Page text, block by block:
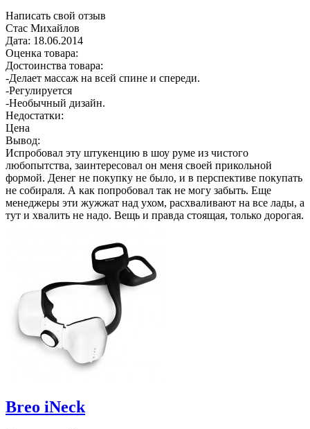
Написать свой отзыв
Стас Михайлов
Дата: 18.06.2014
Оценка товара:
Достоинства товара:
-Делает массаж на всей спине и спереди.
-Регулируется
-Необычный дизайн.
Недостатки:
Цена
Вывод:
Испробовал эту штукенцию в шоу руме из чистого
любопытства, заинтересовал он меня своей прикольной
формой. Денег не покупку не было, и в перспективе покупать
не собираля. А как попробовал так не могу забыть. Еще
менеджеры эти жужжат над ухом, расхваливают на все лады, а
тут и хвалить не надо. Вещь и правда стоящая, только дорогая.
Breo iNeck